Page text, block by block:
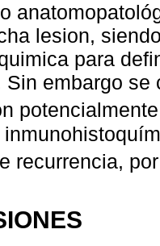
lesion,
para
Sin embargo
recurrencia,